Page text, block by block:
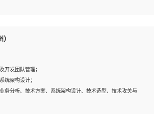
工作经验，能独立完成相应项目开发；
架及设计模式；
池、消息队列等组件使用、熟悉后端开发、测试、调试流程
钻研，能快速接受和掌握新技术，学习能力和工作责任心
和团队协作能力。
开发团队管理；
统架构设计；
务分析、技术方案、系统架构设计、技术选型、技术攻关与